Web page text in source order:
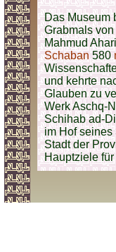
Das Museum
Grabmals
Mahmud
Schaban580
und kehrte
Glauben zu
Werk Aschq-
Schihab ad-
im Hof seines
Stadt der
Hauptziele